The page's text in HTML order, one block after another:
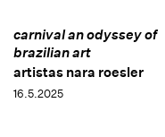
carnival an odyssey of
brazilian art
artistas nara roesler
16.5.2025